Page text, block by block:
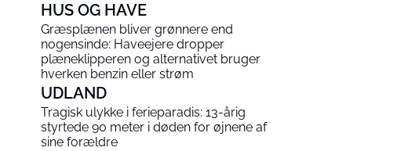
HUS OG HAVE
Græsplænen bliver grønnere end
nogensinde: Haveejere dropper
plæneklipperen og alternativet bruger
hverken benzin eller strøm
UDLAND
Tragisk ulykke i ferieparadis: 13-årig
styrtede 90 meter i døden for øjnene af
sine forældre